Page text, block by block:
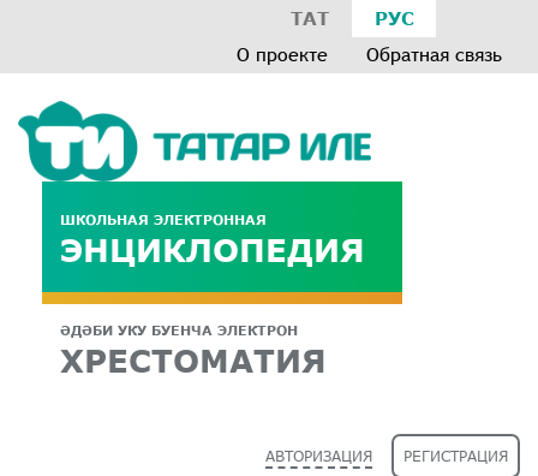
ТАТ РУС
О проекте Обратная связь
ШКОЛЬНАЯ ЭЛЕКТРОННАЯ
ЭНЦИКЛОПЕДИЯ
ӘДӘБИ УКУ БУЕНЧА ЭЛЕКТРОН
ХРЕСТОМАТИЯ
АВТОРИЗАЦИЯ РЕГИСТРАЦИЯ